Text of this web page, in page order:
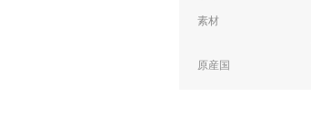
素材
原産国